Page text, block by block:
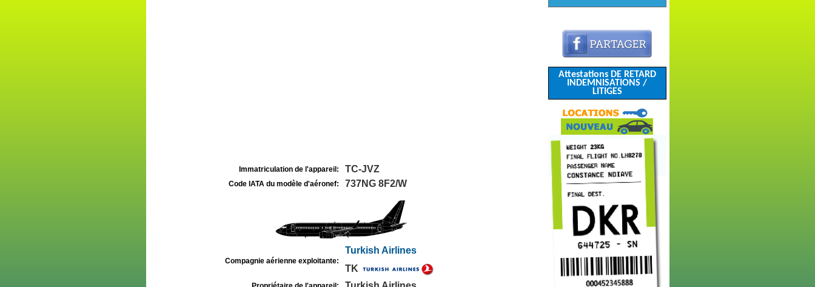
Immatriculation de l'appareil: TC-JVZ
Code IATA du modèle d'aéronef: 737NG 8F2/W
Compagnie aérienne exploitante:
Turkish Airlines
TK
Attestations DE RETARD
INDEMNISATIONS /
LITIGES